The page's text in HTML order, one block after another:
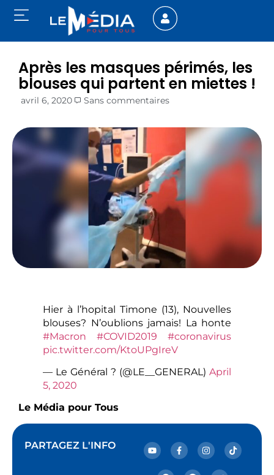
Après les masques périmés, les
blouses qui partent en miettes !
avril 6, 2020 Sans commentaires
Hier à l’hopital Timone (13), Nouvelles
blouses? N’oublions jamais! La honte
#Macron
#COVID2019
#coronavirus
pic.twitter.com/KtoUPgIreV
— Le Général ? (@LE__GENERAL) April
5, 2020
Le Média pour Tous
PARTAGEZ L'INFO